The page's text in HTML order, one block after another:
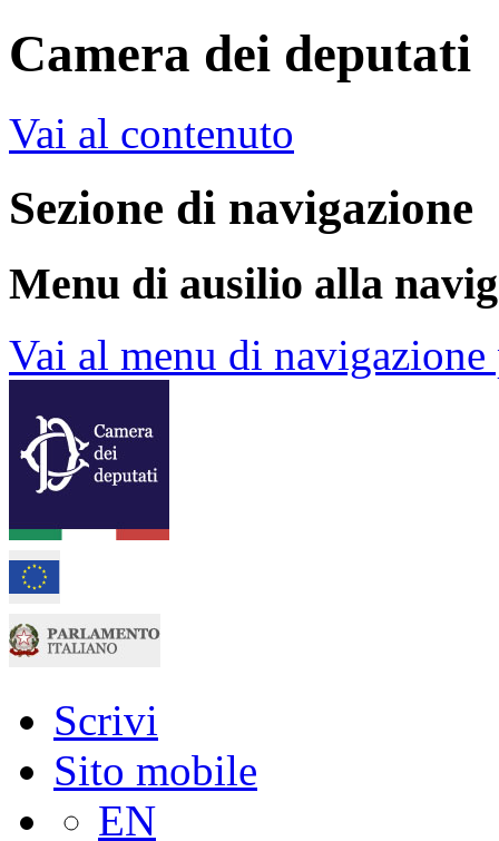
Camera dei deputati
Vai al contenuto
Sezione di navigazione
Menu di ausilio alla
Vai al menu di
Scrivi
Sito mobile
EN